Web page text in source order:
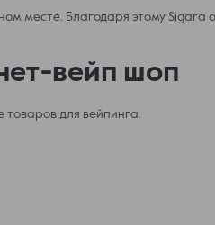
месте. Благодаря этому
вейп шоп
для вейпинга.